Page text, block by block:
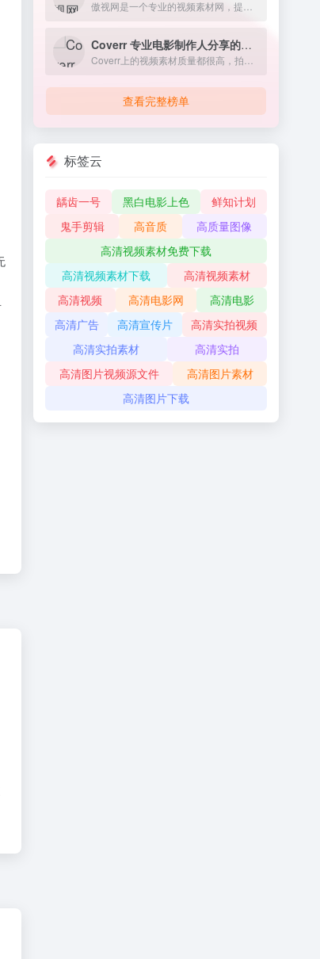
Coverr 专业电影制作人分享的免费商用视频素材
查看完整榜单
标签云
龋齿一号 黑白电影上色
鲜知计划
鬼手剪辑
高音质
高质量图像
高清视频素材免费下载
高清视频素材下载
高清视频素材
高清视频
高清电影网
高清电影
高清广告
高清宣传片
高清实拍视频
高清实拍素材
高清实拍
高清图片视频源文件
高清图片素材
高清图片下载